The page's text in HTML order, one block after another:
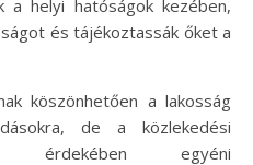
a helyi hatóságok kezében,
és tájékoztassák őket a
köszönhetően a lakosság
de a közlekedési
érdekében egyéni